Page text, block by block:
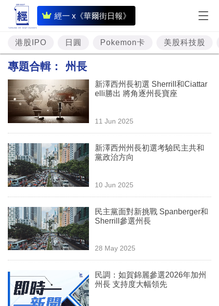
經一 x《華爾街日報》
即
時
財
經
題
投
資
樓
市
理
商
業
科
技
場
港股IPO 日圓 Pokemon卡 美股科技股
專題合輯： 州長
新澤西州長初選 Sherrill和Ciattar
elli勝出 將角逐州長寶座
11 Jun 2025
新澤西州州長初選考驗民主共和
黨政治方向
10 Jun 2025
民主黨面對新挑戰 Spanberger和
Sherrill參選州長
28 May 2025
民調：如賀錦麗參選2026年加州
州長 支持度大幅領先